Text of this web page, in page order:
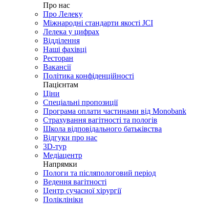
Про нас
Про Лелеку
Міжнародні стандарти якості JCI
Лелека у цифрах
Відділення
Наші фахівці
Ресторан
Вакансії
Політика конфіденційності
Пацієнтам
Ціни
Спеціальні пропозиції
Програма оплати частинами від Monobank
Страхування вагітності та пологів
Школа відповідального батьківства
Відгуки про нас
3D-тур
Медіацентр
Напрямки
Пологи та післяпологовий період
Ведення вагітності
Центр сучасної хірургії
Поліклініки